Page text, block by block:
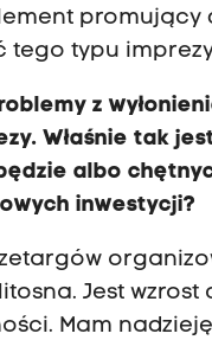
promujący
typu
z
Właśnie tak
albo
inwestycji?
Jest
Mam